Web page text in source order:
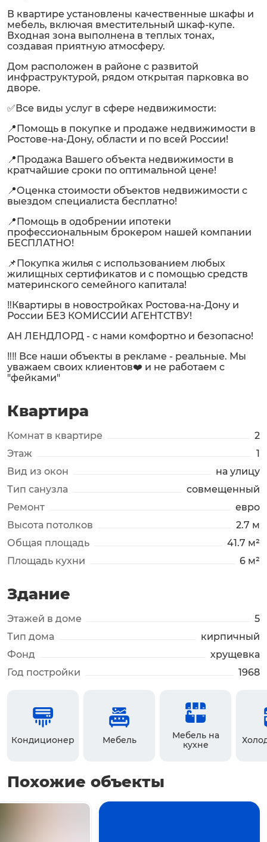
В квартире установлены качественные шкафы и
мебель, включая вместительный шкаф-купе.
Входная зона выполнена в теплых тонах,
создавая приятную атмосферу.
Дом расположен в районе с развитой
инфраструктурой, рядом открытая парковка во
дворе.
✅Все виды услуг в сфере недвижимости:
📍Помощь в покупке и продаже недвижимости в
Ростове-на-Дону, области и по всей России!
📍Продажа Вашего объекта недвижимости в
кратчайшие сроки по оптимальной цене!
📍Оценка стоимости объектов недвижимости с
выездом специалиста бесплатно!
📍Помощь в одобрении ипотеки
профессиональным брокером нашей компании
БЕСПЛАТНО!
📌Покупка жилья с использованием любых
жилищных сертификатов и с помощью средств
материнского семейного капитала!
‼️Квартиры в новостройках Ростова-на-Дону и
России БЕЗ КОМИССИИ АГЕНТСТВУ!
АН ЛЕНДЛОРД - с нами комфортно и безопасно!
‼️‼️ Все наши объекты в рекламе - реальные. Мы
уважаем своих клиентов❤️ и не работаем с
"фейками"
Квартира
Комнат в квартире
2
Этаж
1
Вид из окон
на улицу
Тип санузла
совмещенный
Ремонт
евро
Высота потолков
2.7 м
Общая площадь
41.7 м²
Площадь кухни
6 м²
Здание
Этажей в доме
5
Тип дома
кирпичный
Фонд
хрущевка
Год постройки
1968
Кондиционер Мебель
Мебель на
кухне
Похожие объекты